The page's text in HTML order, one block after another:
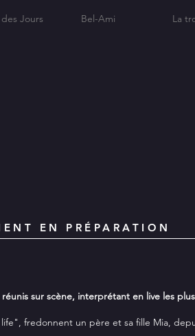
EN PRÉPARATION
sur scène, interprétant en live les
fredonnent un père et sa fille Mia,
Jours Bel-Ami La